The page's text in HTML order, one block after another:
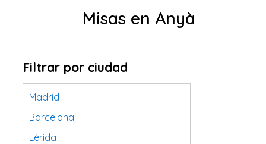
Misas en Anyà
Filtrar por ciudad
Madrid
Barcelona
Lérida